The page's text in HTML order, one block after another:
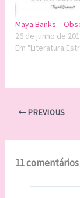
Maya Banks –
26 de junho de
Em "Literatura
PREVIOUS
11